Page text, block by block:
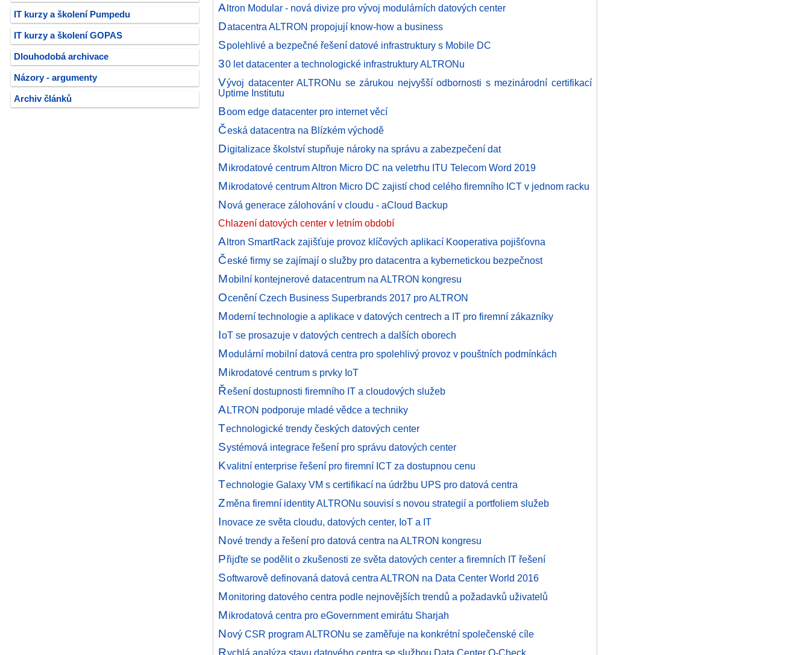
IT kurzy a školení Pumpedu
IT kurzy a školení GOPAS
Dlouhodobá archivace
Názory - argumenty
Archiv článků
Altron Modular - nová divize pro vývoj modulárních datových center
Datacentra ALTRON propojují know-how a business
Spolehlivé a bezpečné řešení datové infrastruktury s Mobile DC
30 let datacenter a technologické infrastruktury ALTRONu
Vývoj datacenter ALTRONu se zárukou nejvyšší odbornosti s mezinárodní certifikací
Uptime Institutu
Boom edge datacenter pro internet věcí
Česká datacentra na Blízkém východě
Digitalizace školství stupňuje nároky na správu a zabezpečení dat
Mikrodatové centrum Altron Micro DC na veletrhu ITU Telecom Word 2019
Mikrodatové centrum Altron Micro DC zajistí chod celého firemního ICT v jednom racku
Nová generace zálohování v cloudu - aCloud Backup
Chlazení datových center v letním období
Altron SmartRack zajišťuje provoz klíčových aplikací Kooperativa pojišťovna
České firmy se zajímají o služby pro datacentra a kybernetickou bezpečnost
Mobilní kontejnerové datacentrum na ALTRON kongresu
Ocenění Czech Business Superbrands 2017 pro ALTRON
Moderní technologie a aplikace v datových centrech a IT pro firemní zákazníky
IoT se prosazuje v datových centrech a dalších oborech
Modulární mobilní datová centra pro spolehlivý provoz v pouštních podmínkách
Mikrodatové centrum s prvky IoT
Řešení dostupnosti firemního IT a cloudových služeb
ALTRON podporuje mladé vědce a techniky
Technologické trendy českých datových center
Systémová integrace řešení pro správu datových center
Kvalitní enterprise řešení pro firemní ICT za dostupnou cenu
Technologie Galaxy VM s certifikací na údržbu UPS pro datová centra
Změna firemní identity ALTRONu souvisí s novou strategií a portfoliem služeb
Inovace ze světa cloudu, datových center, IoT a IT
Nové trendy a řešení pro datová centra na ALTRON kongresu
Přijďte se podělit o zkušenosti ze světa datových center a firemních IT řešení
Softwarově definovaná datová centra ALTRON na Data Center World 2016
Monitoring datového centra podle nejnovějších trendů a požadavků uživatelů
Mikrodatová centra pro eGovernment emirátu Sharjah
Nový CSR program ALTRONu se zaměřuje na konkrétní společenské cíle
Rychlá analýza stavu datového centra se službou Data Center Q-Check